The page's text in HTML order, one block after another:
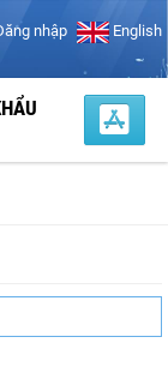
nhập English